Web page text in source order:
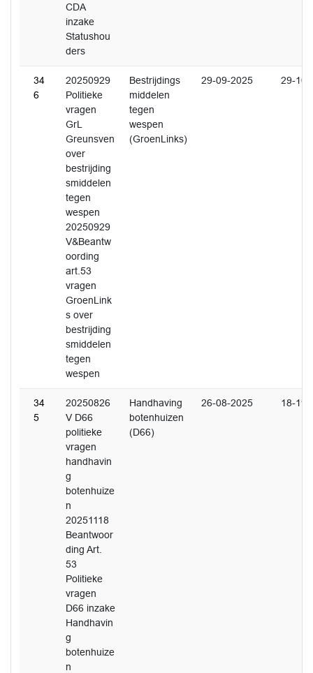
CDA
inzake
Statushou
ders
34
6
20250929
Politieke
vragen
GrL
Greunsven
over
bestrijding
smiddelen
tegen
wespen
20250929
V&Beantw
oording
art.53
vragen
GroenLink
s over
bestrijding
smiddelen
tegen
wespen
Bestrijdings
middelen
tegen
wespen
(GroenLinks)
29-09-2025 29-10-
34
5
20250826
V D66
politieke
vragen
handhavin
g
botenhuize
n
20251118
Beantwoor
ding Art.
53
Politieke
vragen
D66 inzake
Handhavin
g
botenhuize
n
Handhaving
botenhuizen
(D66)
26-08-2025 18-11-